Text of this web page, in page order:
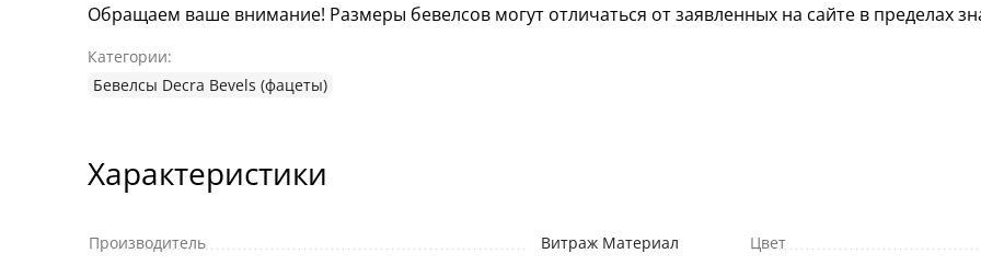
Обращаем ваше внимание! Размеры бевелсов могут отличаться от заявленных на сайте в пределах
Категории:
Бевелсы Decra Bevels (фацеты)
Характеристики
Производитель
Витраж Материал
Цвет